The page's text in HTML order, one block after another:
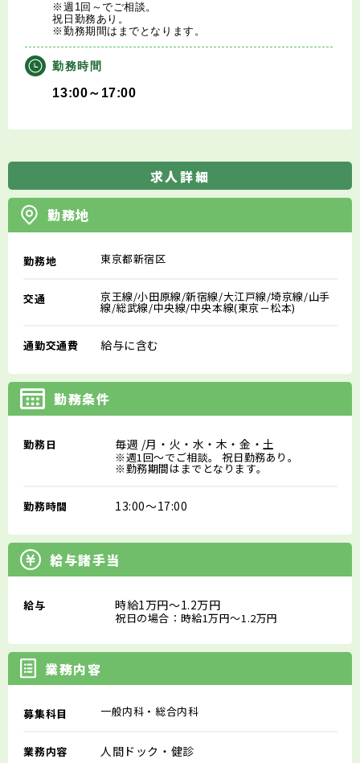
※週1回～でご相談。
祝日勤務あり。
※勤務期間はまでとなります。
勤務時間
13:00～17:00
求人詳細
勤務地
勤務地 東京都新宿区
交通 京王線/小田原線/新宿線/大江戸線/埼京線/山手
線/総武線/中央線/中央本線(東京－松本)
通勤交通費 給与に含む
勤務条件
勤務日 毎週 /月・火・水・木・金・土
※週1回～でご相談。 祝日勤務あり。
※勤務期間はまでとなります。
勤務時間 13:00～17:00
給与諸手当
給与 時給1万円～1.2万円
祝日の場合：時給1万円～1.2万円
業務内容
募集科目 一般内科・総合内科
業務内容 人間ドック・健診